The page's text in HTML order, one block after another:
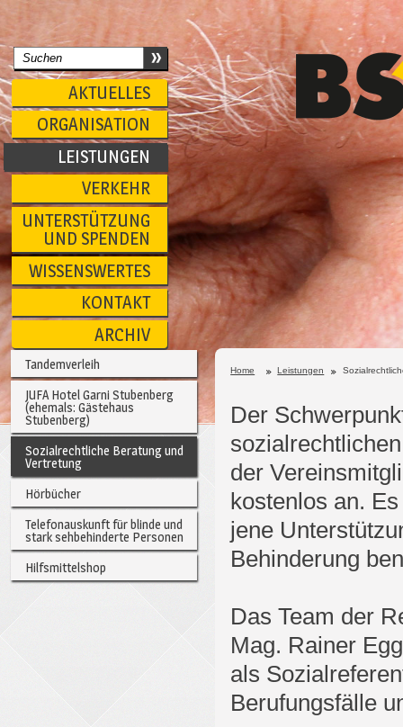
AKTUELLES
ORGANISATION
LEISTUNGEN
VERKEHR
UNTERSTÜTZUNG
UND SPENDEN
WISSENSWERTES
KONTAKT
ARCHIV
Tandemverleih
JUFA Hotel Garni Stubenberg
(ehemals: Gästehaus
Stubenberg)
Sozialrechtliche Beratung und
Vertretung
Hörbücher
Telefonauskunft für blinde und
stark sehbehinderte Personen
Hilfsmittelshop
Home Leistungen
Der
der
kostenlos an.
jene
Behinderung
Das Team der
Mag. Rainer
als
Berufungsfälle